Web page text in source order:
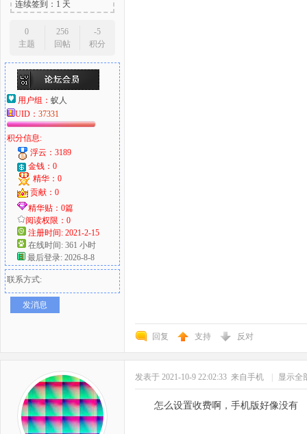
连续签到：1 天
0
主题
256
回帖
-5
积分
用户组： 蚁人
UID： 37331
积分信息:
浮云：3189
金钱：0
精华：0
贡献：0
精华贴：0篇
阅读权限：0
注册时间: 2021-2-15
在线时间: 361 小时
最后登录: 2026-8-8
联系方式:
发消息
回复 支持 反对
发表于 2021-10-9 22:02:33 来自手机 显示全
怎么设置收费啊，手机版好像没有